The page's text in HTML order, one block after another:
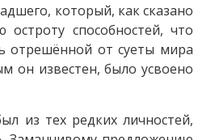
который, как сказано
остроту способностей, что
отрешённой от суеты мира
он известен, было усвоено
из тех редких личностей,